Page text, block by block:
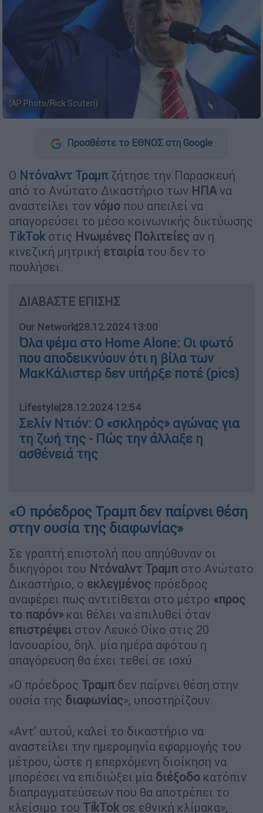
(AP Photo/Rick Scuteri)
Προσθέστε το ΕΘΝΟΣ στη Google
Ο Ντόναλντ Τραμπ ζήτησε την Παρασκευή
από το Ανώτατο Δικαστήριο των ΗΠΑ να
αναστείλει τον νόμο που απειλεί να
απαγορεύσει το μέσο κοινωνικής δικτύωσης
TikTok στις Ηνωμένες Πολιτείες αν η
κινεζική μητρική εταιρίατου δεν το
πουλήσει.
ΔΙΑΒΑΣΤΕ ΕΠΙΣΗΣ
Our Network|28.12.2024 13:00
Όλα ψέμα στο Home Alone: Οι φωτό
που αποδεικνύουν ότι η βίλα των
MακΚάλιστερ δεν υπήρξε ποτέ (pics)
Lifestyle|28.12.2024 12:54
Σελίν Ντιόν: Ο «σκληρός» αγώνας για
τη ζωή της - Πώς την άλλαξε η
ασθένειά της
«Ο πρόεδρος Τραμπ δεν παίρνει θέση
στην ουσία της διαφωνίας»
Σε γραπτή επιστολή που απηύθυναν οι
δικηγόροι του Ντόναλντ Τραμπστο Ανώτατο
Δικαστήριο, ο εκλεγμένος πρόεδρος
αναφέρει πως αντιτίθεται στο μέτρο «προς
το παρόν» και θέλει να επιλυθεί όταν
επιστρέψει στον Λευκό Οίκο στις 20
Ιανουαρίου, δηλ. μία ημέρα αφότου η
απαγόρευση θα έχει τεθεί σε ισχύ.
«Ο πρόεδρος Τραμπδεν παίρνει θέση στην
ουσία της διαφωνίας», υποστηρίζουν.
«Αντ' αυτού, καλεί το δικαστήριο να
αναστείλει την ημερομηνία εφαρμογής του
μέτρου, ώστε η επερχόμενη διοίκηση να
μπορέσει να επιδιώξει μία διέξοδο κατόπιν
διαπραγματεύσεων που θα αποτρέπει το
κλείσιμο του TikTok σε εθνική κλίμακα»,